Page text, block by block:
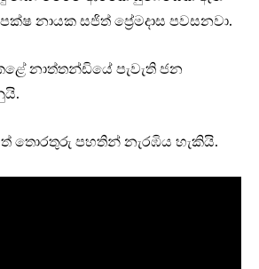
නායක සජිත් ප්‍රේමදාස පවසනවා.
නාත්තන්ඩියේ පැවැති ජන
තොරතුරු පහතින් නැරඹිය හැකියි.